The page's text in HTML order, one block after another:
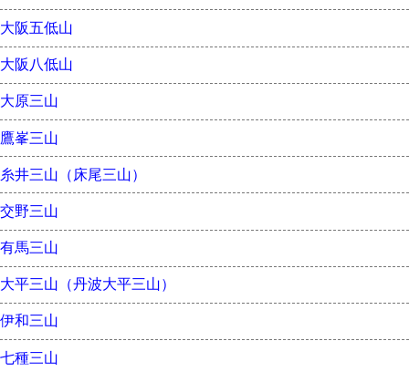
大阪五低山
大阪八低山
大原三山
鷹峯三山
糸井三山（床尾三山）
交野三山
有馬三山
大平三山（丹波大平三山）
伊和三山
七種三山